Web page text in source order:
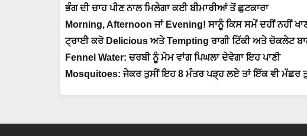
ਭੰਗ ਦੀ ਚਾਹ ਪੀਣ ਨਾਲ ਮਿਲੇਗਾ ਕਈ ਬੀਮਾਰੀਆਂ ਤੋਂ ਛੁਟਕਾਰਾ
Morning, Afternoon ਜਾਂ Evening! ਸਾਨੂੰ ਕਿਸ ਸਮੇਂ ਦਹੀਂ ਨਹੀਂ
ਟ੍ਰਾਈ ਕਰੋ Delicious ਅਤੇ Tempting ਰਾਗੀ ਟਿੱਕੀ ਅਤੇ ਚੋਕਲੇਟ
Fennel Water: ਚਰਬੀ ਨੂੰ ਮੋਮ ਵਾਂਗ ਪਿਘਲਾ ਦੇਵੇਗਾ ਇਹ ਪਾਣੀ
Mosquitoes: ਜੇਕਰ ਤੁਸੀਂ ਇਹ 8 ਮੰਤਰ ਪੜ੍ਹ ਲਏ ਤਾਂ ਇੱਕ ਵੀ ਮੱਛਰ